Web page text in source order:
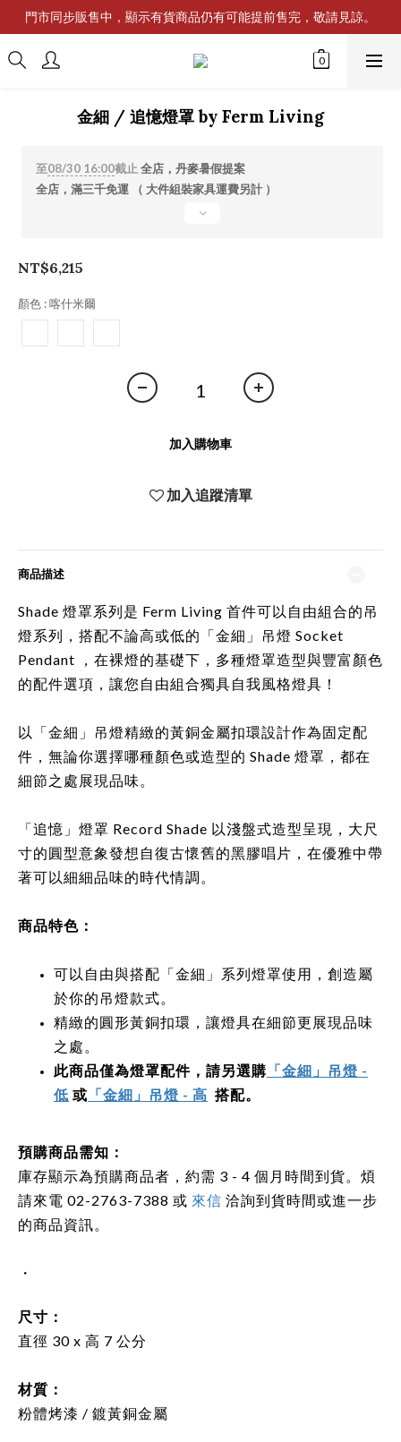
門市同步販售中，顯示有貨商品仍有可能提前售完，敬請見諒。
金細 / 追憶燈罩 by Ferm Living
至08/30 16:00截止 全店，丹麥暑假提案
全店，滿三千免運 （ 大件組裝家具運費另計 ）
NT$6,215
顏色 : 喀什米爾
加入購物車
加入追蹤清單
商品描述
Shade 燈罩系列是 Ferm Living 首件可以自由組合的吊
燈系列，搭配不論高或低的 「金細」吊燈 Socket
Pendant ， 在裸燈的基礎下，多種燈罩造型與豐富顏色
的配件選項，讓您 自由組合獨具自我風格燈具！
以 「金細」吊燈精緻的黃銅金屬扣環設計作為固定配
件， 無論你選擇哪種顏色或造型的 Shade 燈罩， 都在
細節之處展現品味。
「追憶」燈罩 Record Shade 以淺盤式造型呈現，大尺
寸的圓型意象發想自復古懷舊的黑膠唱片，在優雅中帶
著可以細細品味的時代情調。
商品特色：
可以自由與搭配「金細」系列燈罩使用，創造屬
於你的吊燈款式。
精緻的圓形黃銅扣環，讓燈具在細節更展現品味
之處。
此商品僅為燈罩配件，請另選購 「金細」吊燈 -
低 或 「金細」吊燈 - 高 搭配。
預購商品需知：
庫存顯示為預購商品者，約需 3 - 4 個月時間到貨。煩
請來電 02-2763-7388 或 來信 洽詢到貨時間或進一步
的商品資訊。
・
尺寸：
直徑 30 x 高 7 公分
材質：
粉體烤漆 / 鍍黃銅金屬